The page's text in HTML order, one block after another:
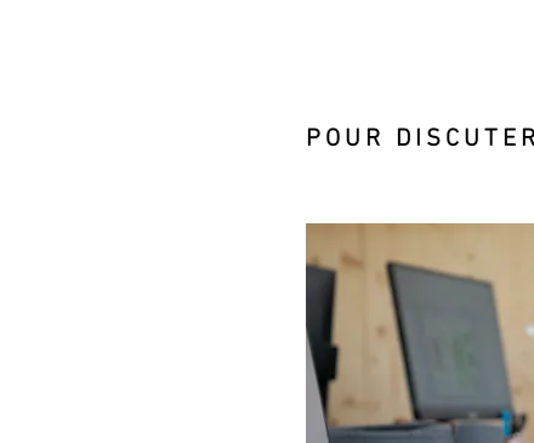
POUR